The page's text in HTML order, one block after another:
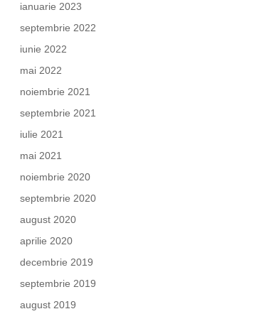
ianuarie 2023
septembrie 2022
iunie 2022
mai 2022
noiembrie 2021
septembrie 2021
iulie 2021
mai 2021
noiembrie 2020
septembrie 2020
august 2020
aprilie 2020
decembrie 2019
septembrie 2019
august 2019